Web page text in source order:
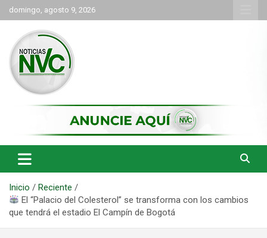
Saltar
al
contenido
domingo, agosto 9, 2026
NVC Noticias
Inicio
Reciente
El “Palacio del Colesterol” se transforma con los cambios
que tendrá el estadio El Campín de Bogotá